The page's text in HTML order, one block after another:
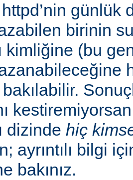
günlük
birinin
kimliğine (bu
dizinde hiç
ayrıntılı bilgi
bakınız.